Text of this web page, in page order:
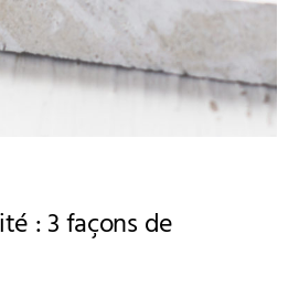
: 3 façons de